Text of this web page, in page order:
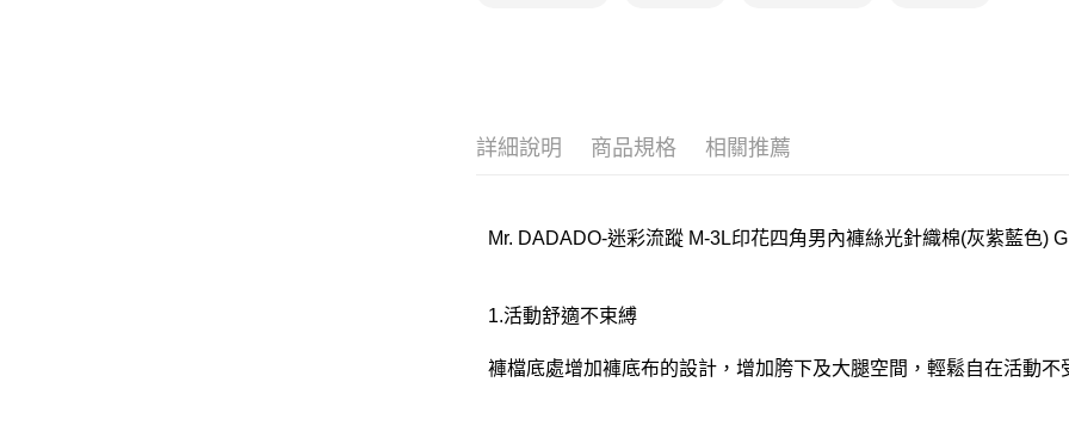
詳細說明 商品規格 相關推薦
Mr. DADADO-迷彩流蹤 M-3L印花四角男內褲絲光針織棉(灰紫藍色)
1.活動舒適不束縛
褲檔底處增加褲底布的設計，增加胯下及大腿空間，輕鬆自在活動不